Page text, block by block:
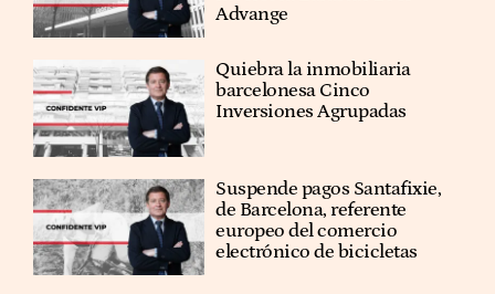
Advange
Quiebra la inmobiliaria
barcelonesa Cinco
Inversiones Agrupadas
Suspende pagos Santafixie,
de Barcelona, referente
europeo del comercio
electrónico de bicicletas